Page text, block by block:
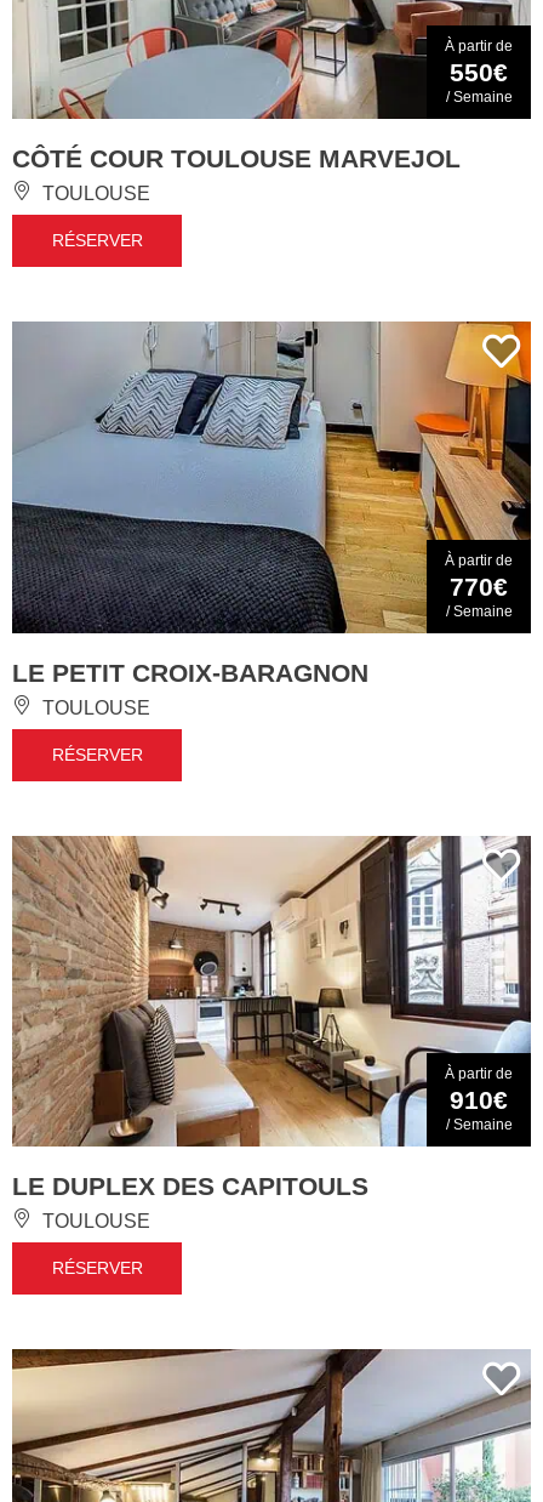
À partir de
550€
/ Semaine
CÔTÉ COUR TOULOUSE MARVEJOL
TOULOUSE
RÉSERVER
À partir de
770€
/ Semaine
LE PETIT CROIX-BARAGNON
TOULOUSE
RÉSERVER
À partir de
910€
/ Semaine
LE DUPLEX DES CAPITOULS
TOULOUSE
RÉSERVER